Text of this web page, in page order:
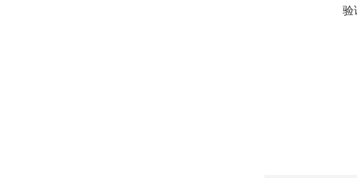
验